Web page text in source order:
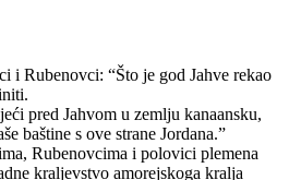
i Rubenovci: “Što je god Jahve rekao
pred Jahvom u zemlju kanaansku,
baštine s ove strane Jordana.”
Rubenovcima i polovici plemena
kraljevstvo amorejskoga kralja